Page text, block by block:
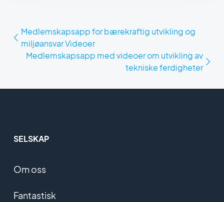
Medlemskapsapp for bærekraftig utvikling og
miljøansvar Videoer
Medlemskapsapp med videoer om utvikling av
tekniske ferdigheter
SELSKAP
Om oss
Fantastisk